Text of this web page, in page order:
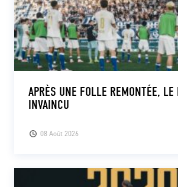
08 Août 2026
APRÈS UNE FOLLE REMONTÉE, LE
INVAINCU